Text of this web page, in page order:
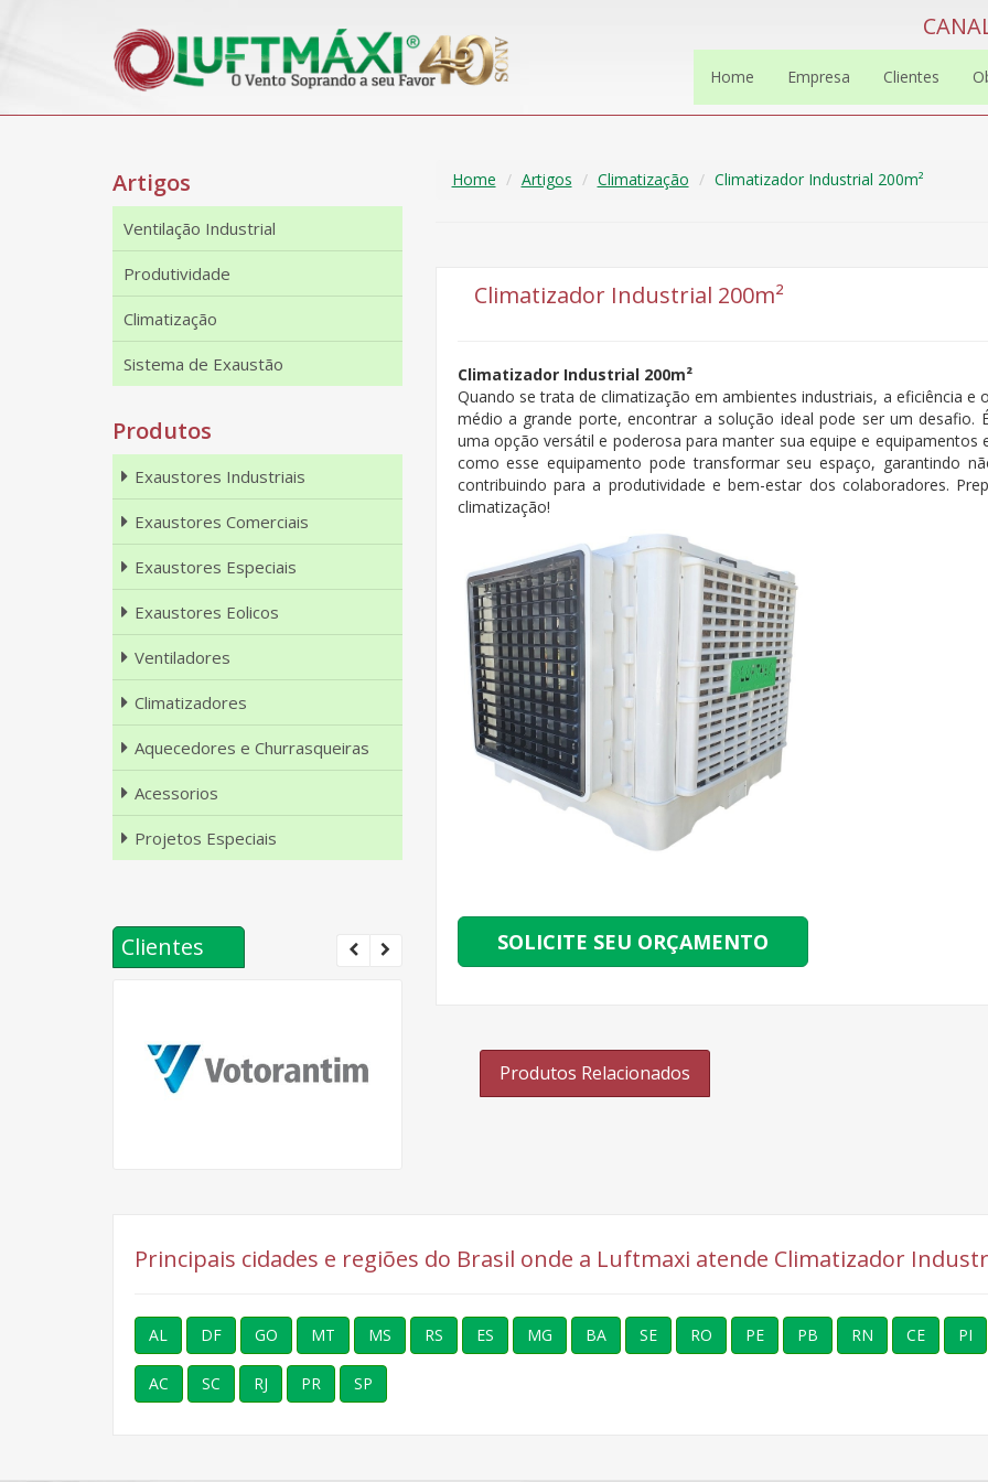
Home Empresa Clientes
Home Artigos Climatização Climatizador Industrial 200m²
Climatizador Industrial 200m²
Climatizador Industrial 200m²
Quando se trata de climatização em ambientes industriais, a eficiência e
médio a grande porte, encontrar a solução ideal pode ser um desafio.
uma opção versátil e poderosa para manter sua equipe e
como esse equipamento pode transformar seu espaço, garantindo
contribuindo para a produtividade e bem-estar dos colaboradores.
climatização!
SOLICITE SEU ORÇAMENTO
Produtos Relacionados
Artigos
Ventilação Industrial
Produtividade
Climatização
Sistema de Exaustão
Produtos
Exaustores Industriais
Exaustores Comerciais
Exaustores Especiais
Exaustores Eolicos
Ventiladores
Climatizadores
Aquecedores e Churrasqueiras
Acessorios
Projetos Especiais
Clientes
Principais cidades e regiões do Brasil onde a Luftmaxi atende Climatizador
AL DF GO MT MS RS ES MG BA SE RO PE PB RN CE PI
AC SC RJ PR SP